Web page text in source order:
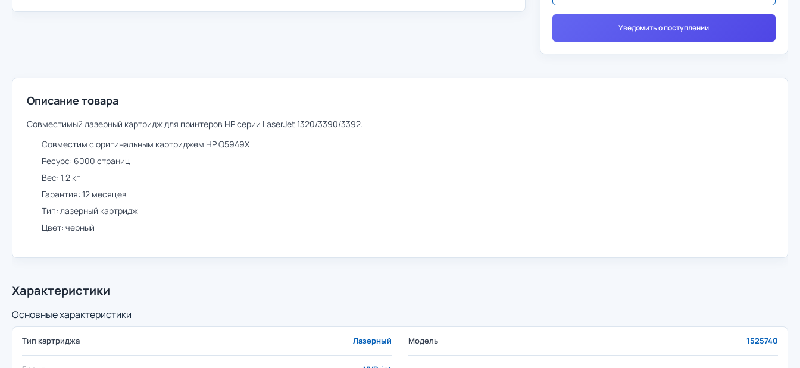
Уведомить о поступлении
Описание товара
Совместимый лазерный картридж для принтеров HP серии LaserJet 1320/3390/3392.
Совместим с оригинальным картриджем HP Q5949X
Ресурс: 6000 страниц
Вес: 1,2 кг
Гарантия: 12 месяцев
Тип: лазерный картридж
Цвет: черный
Характеристики
Основные характеристики
Тип картриджа Лазерный Модель 1525740